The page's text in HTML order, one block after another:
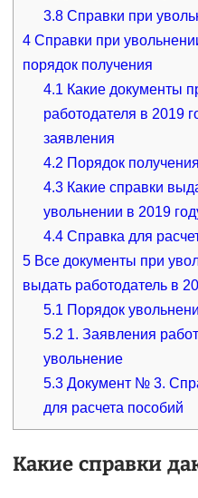
3.8 Справки при
4Справки при
порядок получения
4.1 Какие документы
работодателя в 2019
заявления
4.2 Порядок
4.3 Какие справки
увольнении в 2019
4.4 Справка для
5Все документы при
выдать работодатель в
5.1 Порядок
5.2 1. Заявления
увольнение
5.3 Документ № 3.
для расчета пособий
Какие справки